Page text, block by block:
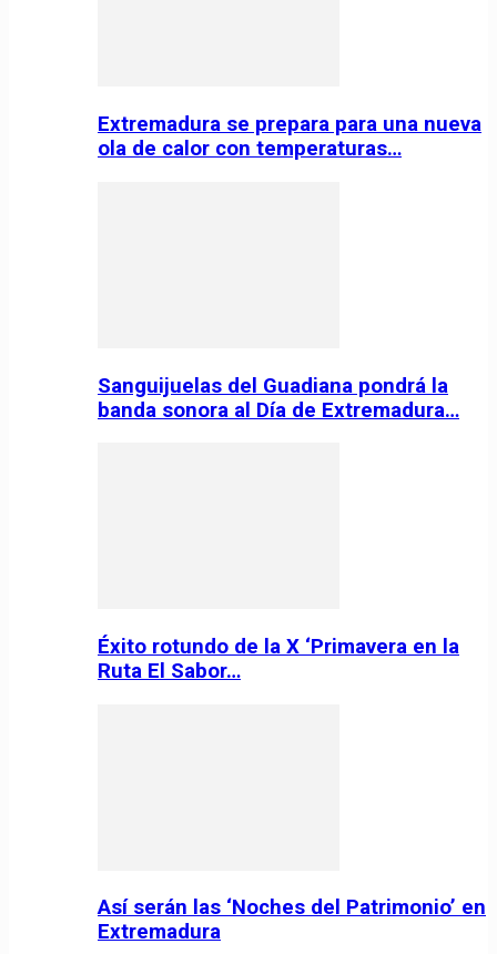
Extremadura se prepara para una nueva
ola de calor con temperaturas…
Sanguijuelas del Guadiana pondrá la
banda sonora al Día de Extremadura…
Éxito rotundo de la X ‘Primavera en la
Ruta El Sabor…
Así serán las ‘Noches del Patrimonio’ en
Extremadura